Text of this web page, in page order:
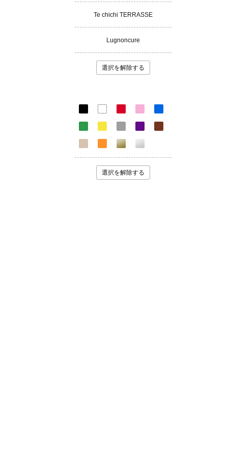
Te chichi TERRASSE
Lugnoncure
選択を解除する
選択を解除する